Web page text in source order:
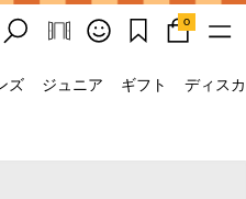
0
ズ ジュニア ギフト ディス